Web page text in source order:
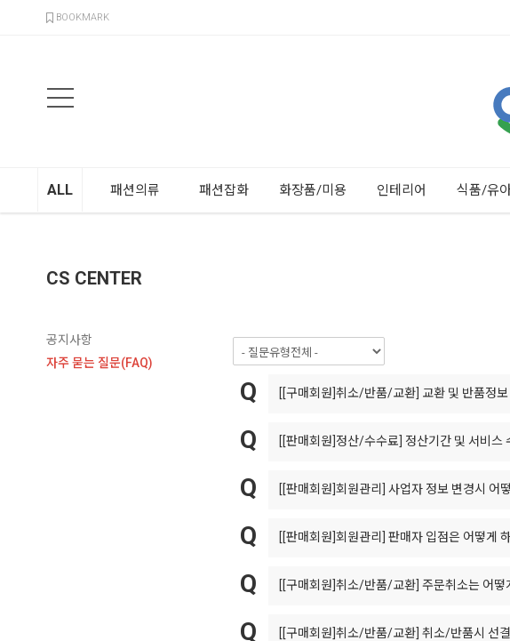
BOOKMARK
ALL 패션의류 패션잡화 화장품/미용 인테리어 식품/유
CS CENTER
공지사항
자주 묻는 질문(FAQ)
[[구매회원]취소/반품/교환] 교환 및 반품정보
[[판매회원]정산/수수료] 정산기간 및 서비스
[[판매회원]회원관리] 사업자 정보 변경시 어
[[판매회원]회원관리] 판매자 입점은 어떻게
[[구매회원]취소/반품/교환] 주문취소는 어떻
[[구매회원]취소/반품/교환] 취소/반품시 선